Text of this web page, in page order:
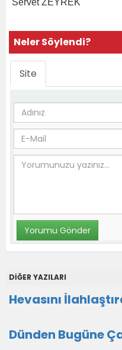
Servet ZEYREK
Neler Söylendi?
Site
DİĞER YAZILARI
Hevasını
Dünden Bugüne